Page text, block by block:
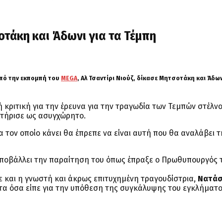
και Άδωνι για τα Τέμπη
την εκπομπή του MEGA, Αλ Τσαντίρι Νιούζ, δίκασε Μητσοτάκη και
για την έρευνα για την τραγωδία των Τεμπών
ως ασυγχώρητο.
οποίο κάνει θα έπρεπε να είναι αυτή που θα αναλάβει
την παραίτηση του όπως έπραξε ο Πρωθυπουργός
η γνωστή και άκρως επιτυχημένη τραγουδίστρια,
όσα είπε για την υπόθεση της συγκάλυψης του